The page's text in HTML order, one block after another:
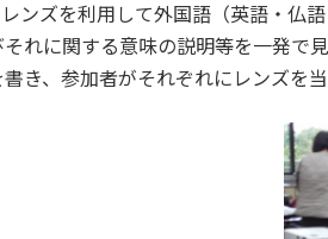
ンズを利用して外国語（英語・仏
れに関する意味の説明等を一発で
き、参加者がそれぞれにレンズを